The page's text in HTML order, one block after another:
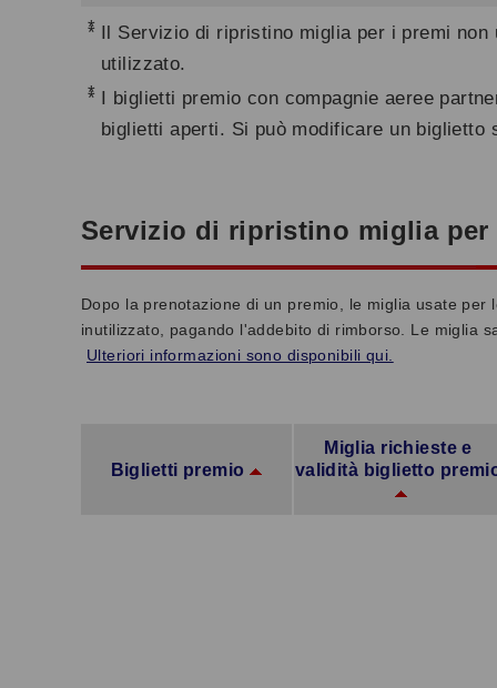
* Il Servizio di ripristino miglia per i premi
utilizzato.
* I biglietti premio con compagnie aeree
biglietti aperti. Si può modificare un
Servizio di ripristino miglia
Dopo la prenotazione di un premio, le miglia usate
inutilizzato, pagando l'addebito di rimborso. Le miglia
Ulteriori informazioni sono disponibili qui.
Biglietti premio
Miglia richieste e
validità biglietto